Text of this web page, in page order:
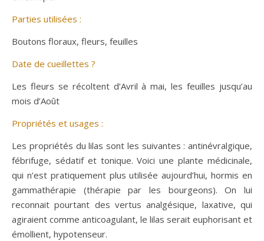
Parties utilisées :
Boutons floraux, fleurs, feuilles
Date de cueillettes ?
Les fleurs se récoltent d’Avril à mai, les feuilles jusqu’au
mois d’Août
Propriétés et usages :
Les propriétés du lilas sont les suivantes : antinévralgique,
fébrifuge, sédatif et tonique. Voici une plante médicinale,
qui n’est pratiquement plus utilisée aujourd’hui, hormis en
gammathérapie (thérapie par les bourgeons). On lui
reconnait pourtant des vertus analgésique, laxative, qui
agiraient comme anticoagulant, le lilas serait euphorisant et
émollient, hypotenseur.